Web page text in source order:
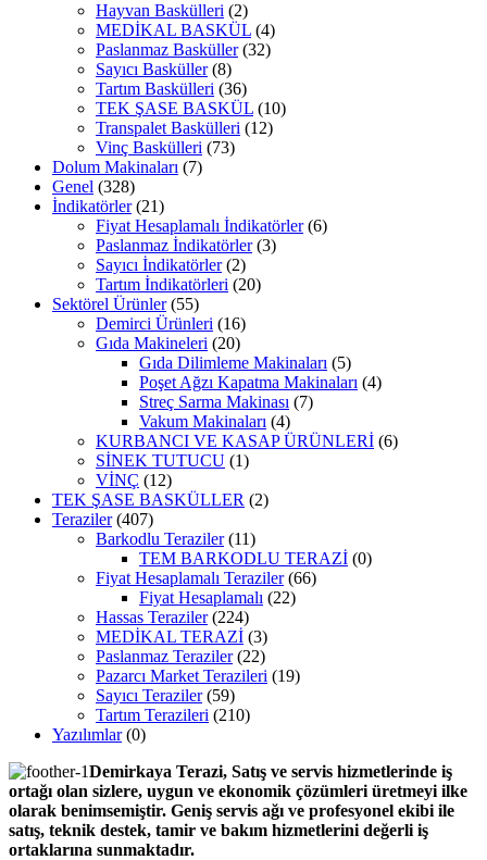
Hayvan Baskülleri (2)
MEDİKAL BASKÜL (4)
Paslanmaz Basküller (32)
Sayıcı Basküller (8)
Tartım Baskülleri (36)
TEK ŞASE BASKÜL (10)
Transpalet Baskülleri (12)
Vinç Baskülleri (73)
Dolum Makinaları (7)
Genel (328)
İndikatörler (21)
Fiyat Hesaplamalı İndikatörler (6)
Paslanmaz İndikatörler (3)
Sayıcı İndikatörler (2)
Tartım İndikatörleri (20)
Sektörel Ürünler (55)
Demirci Ürünleri (16)
Gıda Makineleri (20)
Gıda Dilimleme Makinaları (5)
Poşet Ağzı Kapatma Makinaları (4)
Streç Sarma Makinası (7)
Vakum Makinaları (4)
KURBANCI VE KASAP ÜRÜNLERİ (6)
SİNEK TUTUCU (1)
VİNÇ (12)
TEK ŞASE BASKÜLLER (2)
Teraziler (407)
Barkodlu Teraziler (11)
TEM BARKODLU TERAZİ (0)
Fiyat Hesaplamalı Teraziler (66)
Fiyat Hesaplamalı (22)
Hassas Teraziler (224)
MEDİKAL TERAZİ (3)
Paslanmaz Teraziler (22)
Pazarcı Market Terazileri (19)
Sayıcı Teraziler (59)
Tartım Terazileri (210)
Yazılımlar (0)
Demirkaya Terazi, Satış ve servis hizmetlerinde iş
ortağı olan sizlere, uygun ve ekonomik çözümleri üretmeyi ilke
olarak benimsemiştir. Geniş servis ağı ve profesyonel ekibi ile
satış, teknik destek, tamir ve bakım hizmetlerini değerli iş
ortaklarına sunmaktadır.